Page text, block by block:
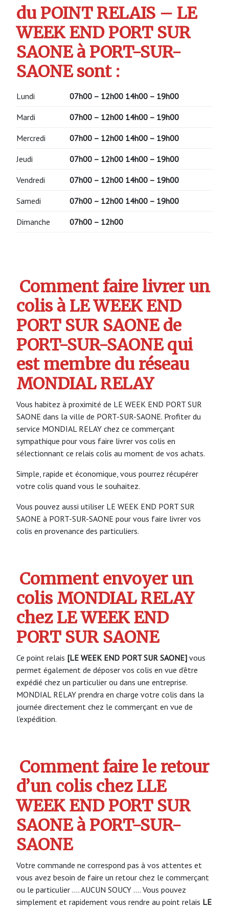
du POINT RELAIS – LE
WEEK END PORT SUR
SAONE à PORT-SUR-
SAONE sont :
Lundi 07h00 – 12h00 14h00 – 19h00
Mardi 07h00 – 12h00 14h00 – 19h00
Mercredi 07h00 – 12h00 14h00 – 19h00
Jeudi 07h00 – 12h00 14h00 – 19h00
Vendredi 07h00 – 12h00 14h00 – 19h00
Samedi 07h00 – 12h00 14h00 – 19h00
Dimanche 07h00 – 12h00
Comment faire livrer un
colis à LE WEEK END
PORT SUR SAONE de
PORT-SUR-SAONE qui
est membre du réseau
MONDIAL RELAY
Vous habitez à proximité de LE WEEK END PORT SUR
SAONE dans la ville de PORT-SUR-SAONE. Profiter du
service MONDIAL RELAY chez ce commerçant
sympathique pour vous faire livrer vos colis en
sélectionnant ce relais colis au moment de vos achats.
Simple, rapide et économique, vous pourrez récupérer
votre colis quand vous le souhaitez.
Vous pouvez aussi utiliser LE WEEK END PORT SUR
SAONE à PORT-SUR-SAONE pour vous faire livrer vos
colis en provenance des particuliers.
Comment envoyer un
colis MONDIAL RELAY
chez LE WEEK END
PORT SUR SAONE
Ce point relais [LE WEEK END PORT SUR SAONE] vous
permet également de déposer vos colis en vue d’être
expédié chez un particulier ou dans une entreprise.
MONDIAL RELAY prendra en charge votre colis dans la
journée directement chez le commerçant en vue de
l’expédition.
Comment faire le retour
d’un colis chez LLE
WEEK END PORT SUR
SAONE à PORT-SUR-
SAONE
Votre commande ne correspond pas à vos attentes et
vous avez besoin de faire un retour chez le commerçant
ou le particulier …. AUCUN SOUCY …. Vous pouvez
simplement et rapidement vous rendre au point relais LE